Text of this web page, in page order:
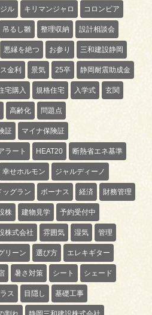
ル キリマンジャロ コロンビア
吊るし雛 整理収納 設計相談会
悪縁を絶つ お参り 三和建設静岡
金利 景気 25卒 静岡耐震助成金
宅購入 規格住宅 入学式 玄関
高齢化 問題点
証 マイナ保険証
ラート HEAT20 断熱省エネ基準
幸せホルモン ジャルディーノ
ッグラン ボーナス 経済 財務管理
株 建物見学 予約受付中
株式会社 雰囲気 湿気 管理
リーン 選び方 エレキギター
暑さ対策 シート シェード
ス 目隠し 基礎工事